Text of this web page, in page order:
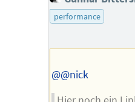
performance
@@nick